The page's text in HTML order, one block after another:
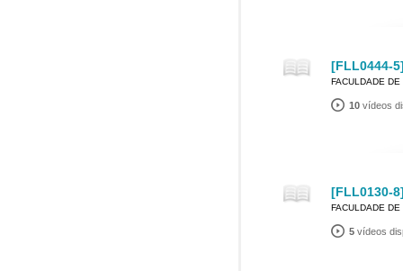
[FLL0444-
FACULDADE
10 vídeos
[FLL0130-
FACULDADE
5 vídeos